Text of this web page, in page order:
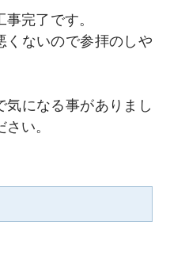
完了です。
くないので参拝のしや
になる事がありまし
い。